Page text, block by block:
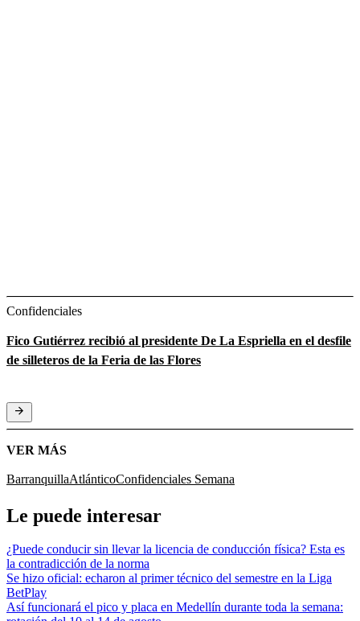
Confidenciales
Fico Gutiérrez recibió al presidente De La Espriella en el desfile
de silleteros de la Feria de las Flores
VER MÁS
BarranquillaAtlánticoConfidenciales Semana
Le puede interesar
¿Puede conducir sin llevar la licencia de conducción física? Esta es
la contradicción de la norma
Se hizo oficial: echaron al primer técnico del semestre en la Liga
BetPlay
Así funcionará el pico y placa en Medellín durante toda la semana: